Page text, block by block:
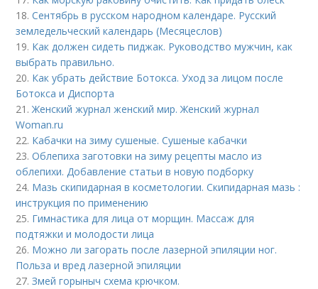
18.Сентябрь в русском народном календаре. Русский
земледельческий календарь (Месяцеслов)
19. Как должен сидеть пиджак. Руководство мужчин, как
выбрать правильно.
20. Как убрать действие Ботокса. Уход за лицом после
Ботокса и Диспорта
21.Женский журнал женский мир. Женский журнал
Woman.ru
22. Кабачки на зиму сушеные. Сушеные кабачки
23.Облепиха заготовки на зиму рецепты масло из
облепихи. Добавление статьи в новую подборку
24. Мазь скипидарная в косметологии. Скипидарная мазь :
инструкция по применению
25. Гимнастика для лица от морщин. Массаж для
подтяжки и молодости лица
26. Можно ли загорать после лазерной эпиляции ног.
Польза и вред лазерной эпиляции
27.Змей горыныч схема крючком.